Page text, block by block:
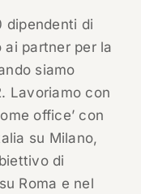
dipendenti di
partner per la
siamo
Lavoriamo con
office’ con
su Milano,
di
Roma e nel